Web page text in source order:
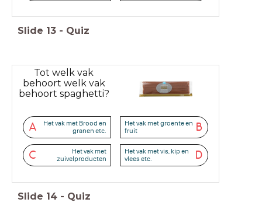
Slide 13 - Quiz
Tot welk vak
behoort welk vak
behoort spaghetti?
A
Het vak met Brood en
granen etc.
B
Het vak met groente en
fruit
C
Het vak met
zuivelproducten
D
Het vak met vis, kip en
vlees etc.
Slide 14 - Quiz